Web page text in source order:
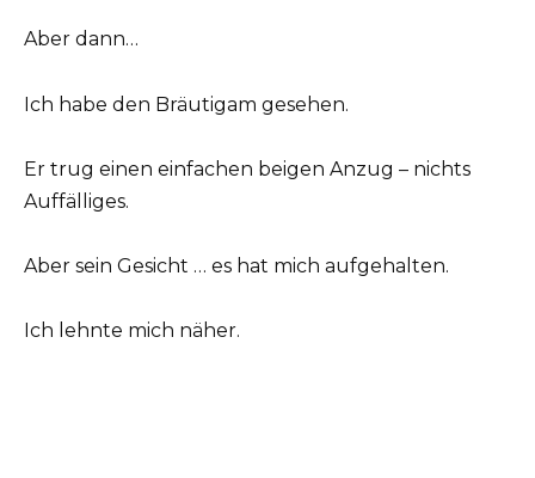
Aber dann…
Ich habe den Bräutigam gesehen.
Er trug einen einfachen beigen Anzug – nichts
Auffälliges.
Aber sein Gesicht … es hat mich aufgehalten.
Ich lehnte mich näher.